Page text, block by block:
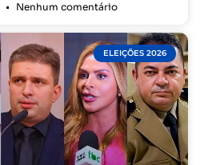
Nenhum comentário
ELEIÇÕES 2026